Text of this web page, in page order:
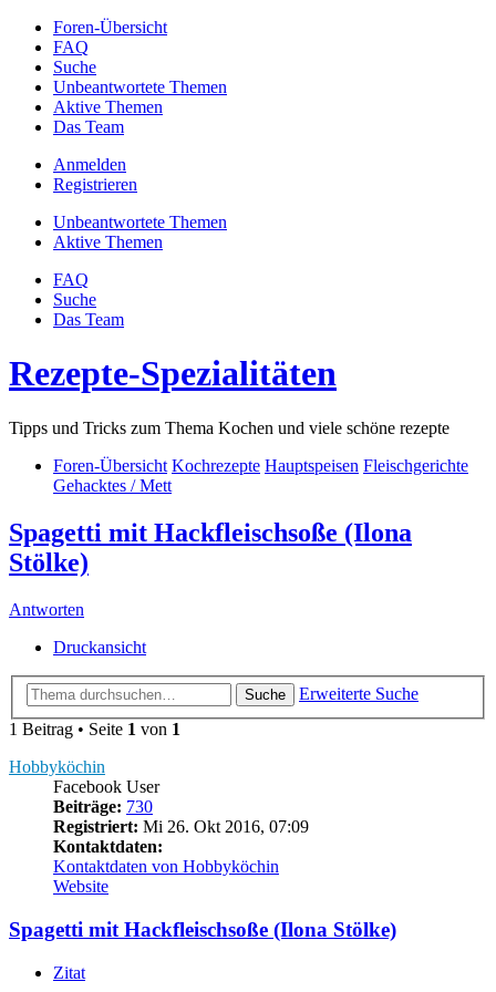
Foren-Übersicht
FAQ
Suche
Unbeantwortete Themen
Aktive Themen
Das Team
Anmelden
Registrieren
Unbeantwortete Themen
Aktive Themen
FAQ
Suche
Das Team
Rezepte-Spezialitäten
Tipps und Tricks zum Thema Kochen und viele schöne rezepte
Foren-Übersicht Kochrezepte Hauptspeisen Fleischgerichte
Gehacktes / Mett
Spagetti mit Hackfleischsoße (Ilona
Stölke)
Antworten
Druckansicht
Suche
Erweiterte Suche
1 Beitrag • Seite 1 von 1
Hobbyköchin
Facebook User
Beiträge: 730
Registriert: Mi 26. Okt 2016, 07:09
Kontaktdaten:
Kontaktdaten von Hobbyköchin
Website
Spagetti mit Hackfleischsoße (Ilona Stölke)
Zitat